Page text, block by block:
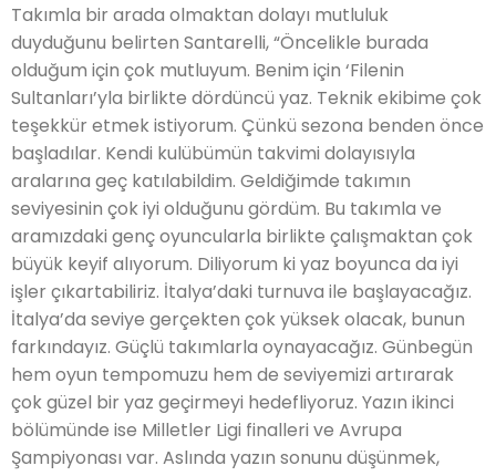
Takımla bir arada olmaktan dolayı mutluluk
duyduğunu belirten Santarelli, “Öncelikle burada
olduğum için çok mutluyum. Benim için ‘Filenin
Sultanları’yla birlikte dördüncü yaz. Teknik ekibime çok
teşekkür etmek istiyorum. Çünkü sezona benden önce
başladılar. Kendi kulübümün takvimi dolayısıyla
aralarına geç katılabildim. Geldiğimde takımın
seviyesinin çok iyi olduğunu gördüm. Bu takımla ve
aramızdaki genç oyuncularla birlikte çalışmaktan çok
büyük keyif alıyorum. Diliyorum ki yaz boyunca da iyi
işler çıkartabiliriz. İtalya’daki turnuva ile başlayacağız.
İtalya’da seviye gerçekten çok yüksek olacak, bunun
farkındayız. Güçlü takımlarla oynayacağız. Günbegün
hem oyun tempomuzu hem de seviyemizi artırarak
çok güzel bir yaz geçirmeyi hedefliyoruz. Yazın ikinci
bölümünde ise Milletler Ligi finalleri ve Avrupa
Şampiyonası var. Aslında yazın sonunu düşünmek,